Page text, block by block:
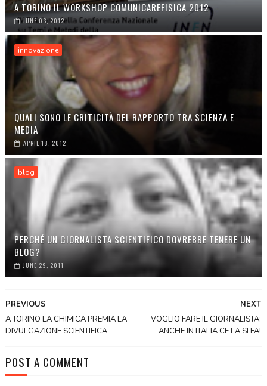
A TORINO IL WORKSHOP COMUNICAREFISICA 2012
JUNE 03, 2012
innovazione
QUALI SONO LE CRITICITÀ DEL RAPPORTO TRA SCIENZA E
MEDIA
APRIL 18, 2012
blog
PERCHÉ UN GIORNALISTA SCIENTIFICO DOVREBBE TENERE UN
BLOG?
JUNE 29, 2011
NEXT
VOGLIO FARE IL GIORNALISTA:
ANCHE IN ITALIA CE LA SI FA!
PREVIOUS
A TORINO LA CHIMICA PREMIA LA
DIVULGAZIONE SCIENTIFICA
POST A COMMENT